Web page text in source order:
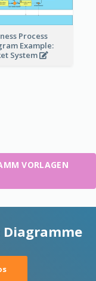
Process
Example:
System
VORLAGEN